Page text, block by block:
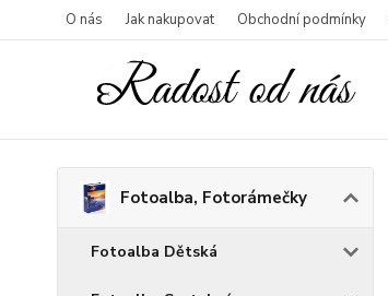
O nás Jak nakupovat Obchodní podmínky
Fotoalba, Fotorámečky
Fotoalba Dětská